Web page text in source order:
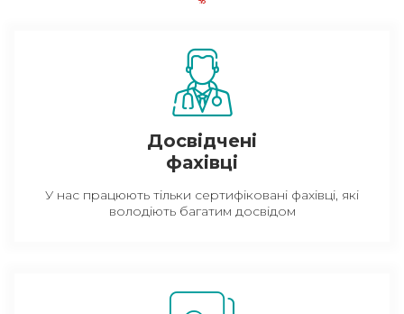
Досвідчені
фахівці
У нас працюють тільки сертифіковані фахівці, які
володіють багатим досвідом